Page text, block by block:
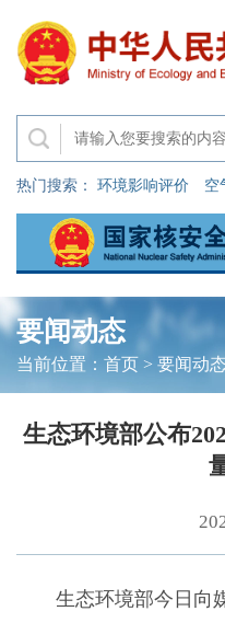
热门搜索： 环境影响评价 空
要闻动态
当前位置： 首页> 要闻动态
生态环境部公布
生态环境部今日向媒